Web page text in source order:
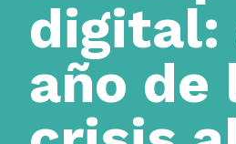
digital:
año de